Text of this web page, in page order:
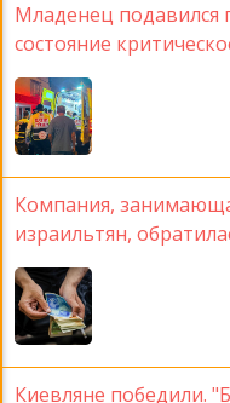
Младенец подавился
состояние
Компания,
израильтян,
Киевляне победили.